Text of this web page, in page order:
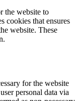
the website to
cookies that ensures
website. These
for the website
personal data via